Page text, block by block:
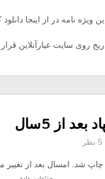
نامه در از اینجا دانلود
روی سایت عیارآنلاین
از 5سال
5 نظر